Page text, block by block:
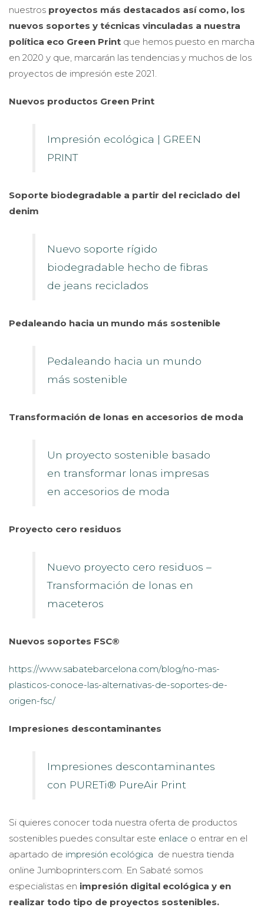
nuestros proyectos más destacados así como, los
nuevos soportes y técnicas vinculadas a nuestra
política eco Green Print que hemos puesto en marcha
en 2020 y que, marcarán las tendencias y muchos de los
proyectos de impresión este 2021.
Nuevos productos Green Print
Impresión ecológica | GREEN
PRINT
Soporte biodegradable a partir del reciclado del
denim
Nuevo soporte rígido
biodegradable hecho de fibras
de jeans reciclados
Pedaleando hacia un mundo más sostenible
Pedaleando hacia un mundo
más sostenible
Transformación de lonas en accesorios de moda
Un proyecto sostenible basado
en transformar lonas impresas
en accesorios de moda
Proyecto cero residuos
Nuevo proyecto cero residuos –
Transformación de lonas en
maceteros
Nuevos soportes FSC®
https://www.sabatebarcelona.com/blog/no-mas-
plasticos-conoce-las-alternativas-de-soportes-de-
origen-fsc/
Impresiones descontaminantes
Impresiones descontaminantes
con PURETi® PureAir Print
Si quieres conocer toda nuestra oferta de productos
sostenibles puedes consultar este enlace o entrar en el
apartado de impresión ecológica de nuestra tienda
online Jumboprinters.com. En Sabaté somos
especialistas en impresión digital ecológica y en
realizar todo tipo de proyectos sostenibles.